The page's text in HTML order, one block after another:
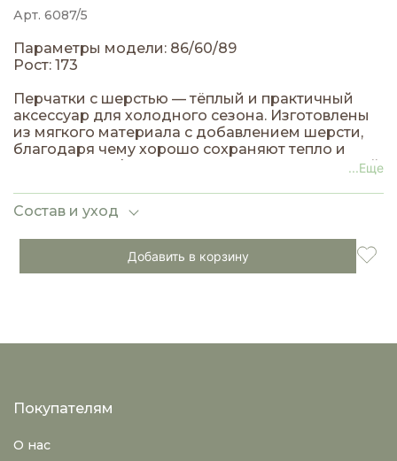
Добавить в корзину
Арт. 6087/5
Параметры модели: 86/60/89
Рост: 173
Перчатки с шерстью — тёплый и практичный
аксессуар для холодного сезона. Изготовлены
из мягкого материала с добавлением шерсти,
благодаря чему хорошо сохраняют тепло и
остаются комфортными при носке. Лаконичный
классической одеждой, делая перчатки
универсальным дополнением к образу.
...Еще
Состав и уход
Покупателям
О нас